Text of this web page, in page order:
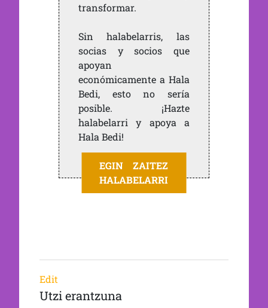
transformar.
Sin halabelarris, las
socias y socios que
apoyan
económicamente a Hala
Bedi, esto no sería
posible. ¡Hazte
halabelarri y apoya a
Hala Bedi!
EGIN ZAITEZ
HALABELARRI
Edit
Utzi erantzuna